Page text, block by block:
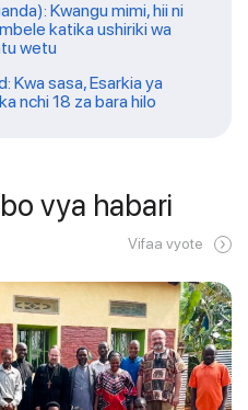
Kwangu mimi, hii ni
katika ushiriki wa
wetu
Kwa sasa, Esarkia ya
nchi 18 za bara hilo
vya habari
Vifaa vyote